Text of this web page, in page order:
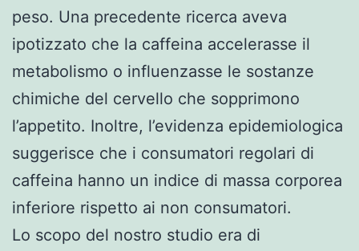
peso. Una precedente ricerca aveva
ipotizzato che la caffeina accelerasse il
metabolismo o influenzasse le sostanze
chimiche del cervello che sopprimono
l’appetito. Inoltre, l’evidenza epidemiologica
suggerisce che i consumatori regolari di
caffeina hanno un indice di massa corporea
inferiore rispetto ai non consumatori.
Lo scopo del nostro studio era di